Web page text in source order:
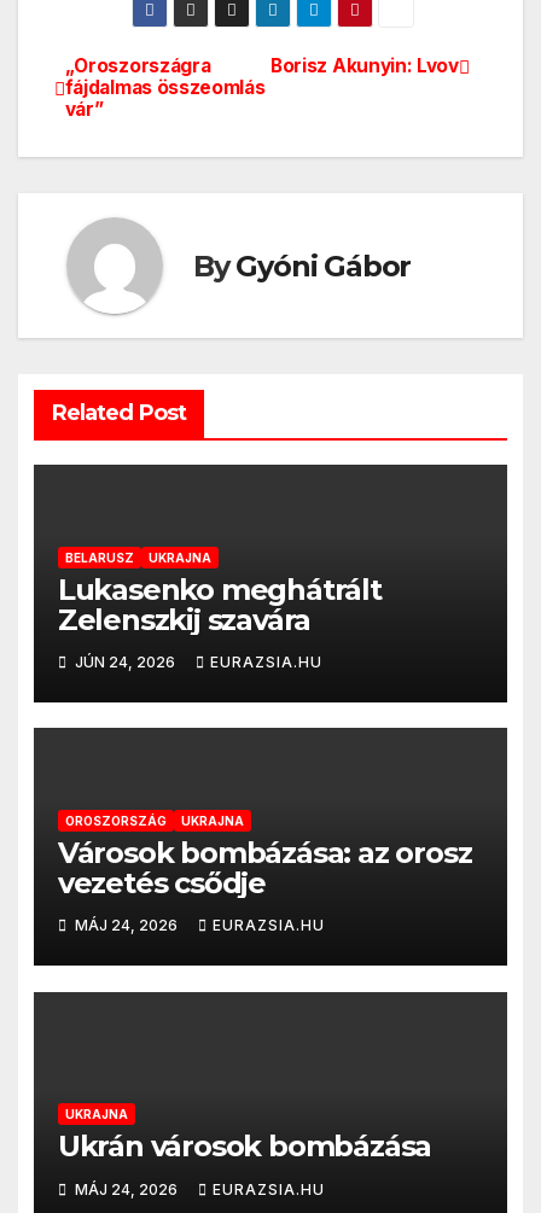
Bejegyzés
navigáció
Borisz Akunyin: Lvov
„Oroszországra
fájdalmas összeomlás
vár”
ByGyóni Gábor
Related Post
BELARUSZ UKRAJNA
Lukasenko meghátrált
Zelenszkij szavára
JÚN 24, 2026 EURAZSIA.HU
OROSZORSZÁG UKRAJNA
Városok bombázása: az orosz
vezetés csődje
MÁJ 24, 2026 EURAZSIA.HU
UKRAJNA
Ukrán városok bombázása
MÁJ 24, 2026 EURAZSIA.HU